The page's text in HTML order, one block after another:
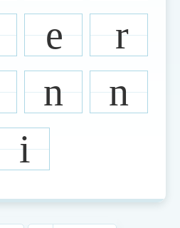
e
r
n
n
i